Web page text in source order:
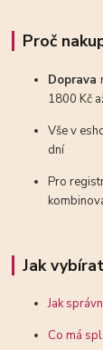
Proč
Doprava
1800 Kč
Vše v
dní
Pro
Jak
Jak
Co má